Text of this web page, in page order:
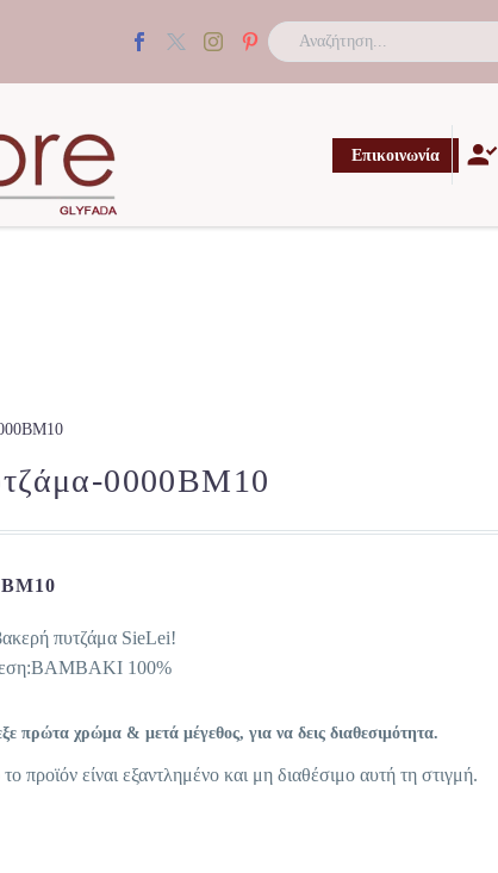
Επικοινωνία 
0000BM10
πυτζάμα SieLei!
100%
πρώτα χρώμα & μετά μέγεθος, για να δεις διαθεσιμότητα.
προϊόν είναι εξαντλημένο και μη διαθέσιμο αυτή τη στιγμή.